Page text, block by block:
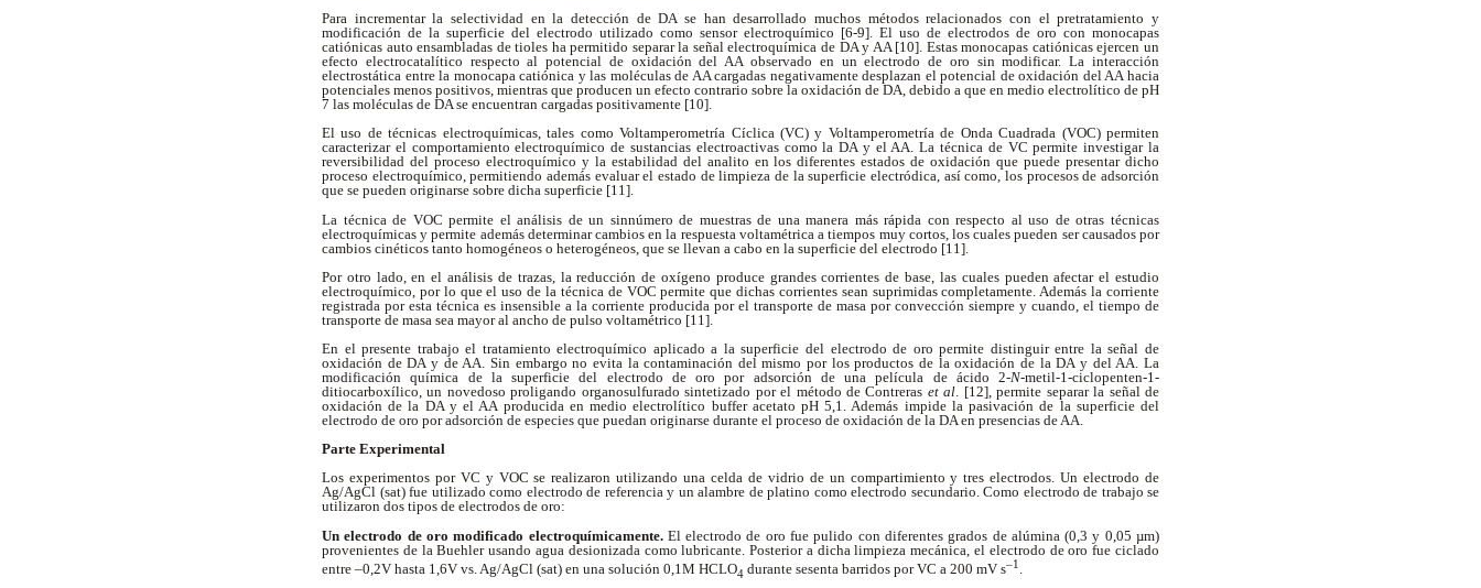
Para incrementar la selectividad en la detección de DA se han desarrollado muchos métodos relacionados con el pretratamiento y
modificación de la superficie del electrodo utilizado como sensor electroquímico [6-9]. El uso de electrodos de oro con monocapas
catiónicas auto ensambladas de tioles ha permitido separar la señal electroquímica de DA y AA [10]. Estas monocapas catiónicas ejercen un
efecto electrocatalítico respecto al potencial de oxidación del AA observado en un electrodo de oro sin modificar. La interacción
electrostática entre la monocapa catiónica y las moléculas de AA cargadas negativamente desplazan el potencial de oxidación del AA hacia
potenciales menos positivos, mientras que producen un efecto contrario sobre la oxidación de DA, debido a que en medio electrolítico de pH
7 las moléculas de DA se encuentran cargadas positivamente [10].
El uso de técnicas electroquímicas, tales como Voltamperometría Cíclica (VC) y Voltamperometría de Onda Cuadrada (VOC) permiten
caracterizar el comportamiento electroquímico de sustancias electroactivas como la DA y el AA. La técnica de VC permite investigar la
reversibilidad del proceso electroquímico y la estabilidad del analito en los diferentes estados de oxidación que puede presentar dicho
proceso electroquímico, permitiendo además evaluar el estado de limpieza de la superficie electródica, así como, los procesos de adsorción
que se pueden originarse sobre dicha superficie [11].
La técnica de VOC permite el análisis de un sinnúmero de muestras de una manera más rápida con respecto al uso de otras técnicas
electroquímicas y permite además determinar cambios en la respuesta voltamétrica a tiempos muy cortos, los cuales pueden ser causados por
cambios cinéticos tanto homogéneos o heterogéneos, que se llevan a cabo en la superficie del electrodo [11].
Por otro lado, en el análisis de trazas, la reducción de oxígeno produce grandes corrientes de base, las cuales pueden afectar el estudio
electroquímico, por lo que el uso de la técnica de VOC permite que dichas corrientes sean suprimidas completamente. Además la corriente
registrada por esta técnica es insensible a la corriente producida por el transporte de masa por convección siempre y cuando, el tiempo de
transporte de masa sea mayor al ancho de pulso voltamétrico [11].
En el presente trabajo el tratamiento electroquímico aplicado a la superficie del electrodo de oro permite distinguir entre la señal de
oxidación de DA y de AA. Sin embargo no evita la contaminación del mismo por los productos de la oxidación de la DA y del AA. La
modificación química de la superficie del electrodo de oro por adsorción de una película de ácido 2-N-metil-1-ciclopenten-1-
ditiocarboxílico, un novedoso proligando organosulfurado sintetizado por el método de Contreras et al . [12], permite separar la señal de
oxidación de la DA y el AA producida en medio electrolítico buffer acetato pH 5,1. Además impide la pasivación de la superficie del
electrodo de oro por adsorción de especies que puedan originarse durante el proceso de oxidación de la DA en presencias de AA.
Parte Experimental
Los experimentos por VC y VOC se realizaron utilizando una celda de vidrio de un compartimiento y tres electrodos. Un electrodo de
Ag/AgCl (sat) fue utilizado como electrodo de referencia y un alambre de platino como electrodo secundario. Como electrodo de trabajo se
utilizaron dos tipos de electrodos de oro:
Un electrodo de oro modificado electroquímicamente. El electrodo de oro fue pulido con diferentes grados de alúmina (0,3 y 0,05 µm)
provenientes de la Buehler usando agua desionizada como lubricante. Posterior a dicha limpieza mecánica, el electrodo de oro fue ciclado
entre –0,2V hasta 1,6V vs. Ag/AgCl (sat) en una solución 0,1M HCLO4 durante sesenta barridos por VC a 200 mV s–1